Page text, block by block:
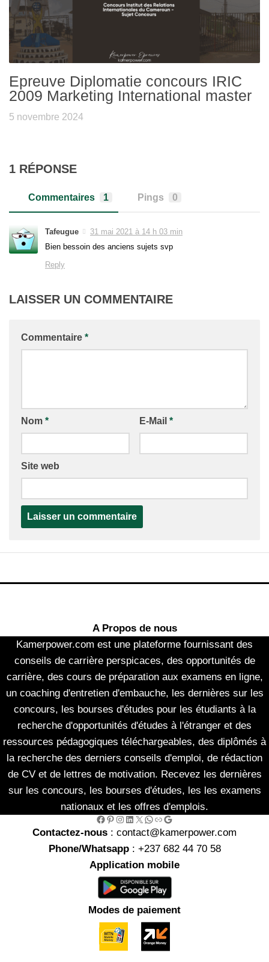
Epreuve Diplomatie concours IRIC
2009 Marketing International master
5 novembre 2024
1 RÉPONSE
Commentaires 1 Pings 0
Tafeugue
31 mai 2021 à 14 h 03 min
Bien bessoin des anciens sujets svp
Reply
LAISSER UN COMMENTAIRE
Commentaire *
Nom * E-Mail *
Site web
A Propos de nous
Kamerpower.com est une plateforme fournissant des
conseils de carrière perspicaces, des opportunités de
carrière, des cours de préparation aux examens en ligne,
un coaching d'entretien d'embauche, les dernières sur les
concours, les bourses d'études pour les étudiants à la
recherche d'opportunités d'études à l'étranger et des
ressources pédagogiques téléchargeables, des diplômés à
la recherche des derniers conseils d'emploi, de rédaction
de CV et de lettres de motivation. Recevez les dernières
sur les concours, les bourses d'études, les les examens
nationaux et les offres d'emplois.
Facebook Pinterest Instagram LinkedIn X WhatsApp Link Google
Contactez-nous : contact@kamerpower.com
Phone/Whatsapp: +237 682 44 70 58
Application mobile
Modes de paiement